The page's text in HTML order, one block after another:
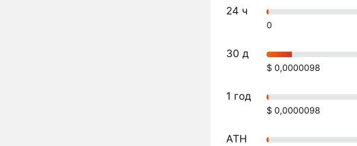
24 ч
0
30 д
$ 0,0000098
1 год
$ 0,0000098
ATH